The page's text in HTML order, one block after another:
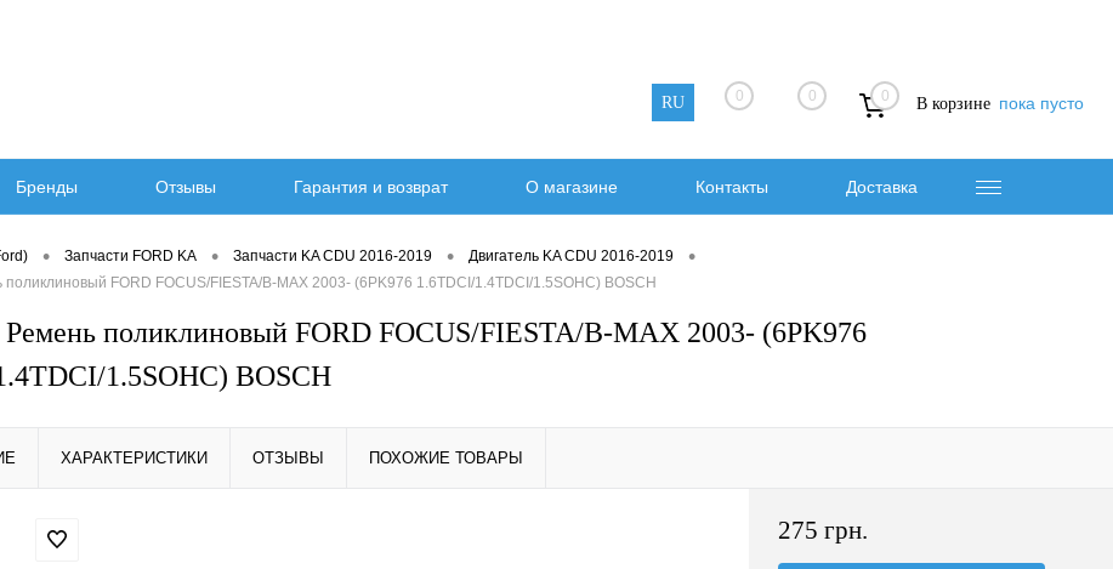
RU 0 0 0 В корзине пока пусто
Бренды Отзывы Гарантия и возврат О магазине Контакты Доставка
• Запчасти FORD KA • Запчасти KA CDU 2016-2019 • Двигатель KA CDU 2016-2019 •
FORD FOCUS/FIESTA/B-MAX 2003- (6PK976 1.6TDCI/1.4TDCI/1.5SOHC) BOSCH
Ремень поликлиновый FORD FOCUS/FIESTA/B-MAX 2003- (6PK976
1.5SOHC) BOSCH
ХАРАКТЕРИСТИКИ ОТЗЫВЫ ПОХОЖИЕ ТОВАРЫ
275 грн.